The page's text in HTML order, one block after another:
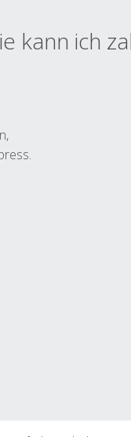
kann ich